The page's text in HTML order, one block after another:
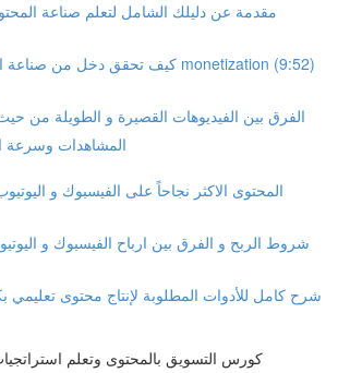
مقدمة عن دليلك الشامل لتعلم صناعة المحتوى
كيف تحقق دخل من صناعة المحتوى ؟ monetization (9:52)
الفرق بين الفيديوهات القصيرة و الطويلة من حيث
المشاهدات وسرعة
المحتوى الاكثر نجاحاً على الفيسبوك و اليوتيوب
شروط الربح و الفرق بين ارباح الفيسبوك و اليوتيوب
شرح كامل للأدوات المطلوبة لإنتاج محتوى تعليمي
كورس التسويق بالمحتوى وتعلم